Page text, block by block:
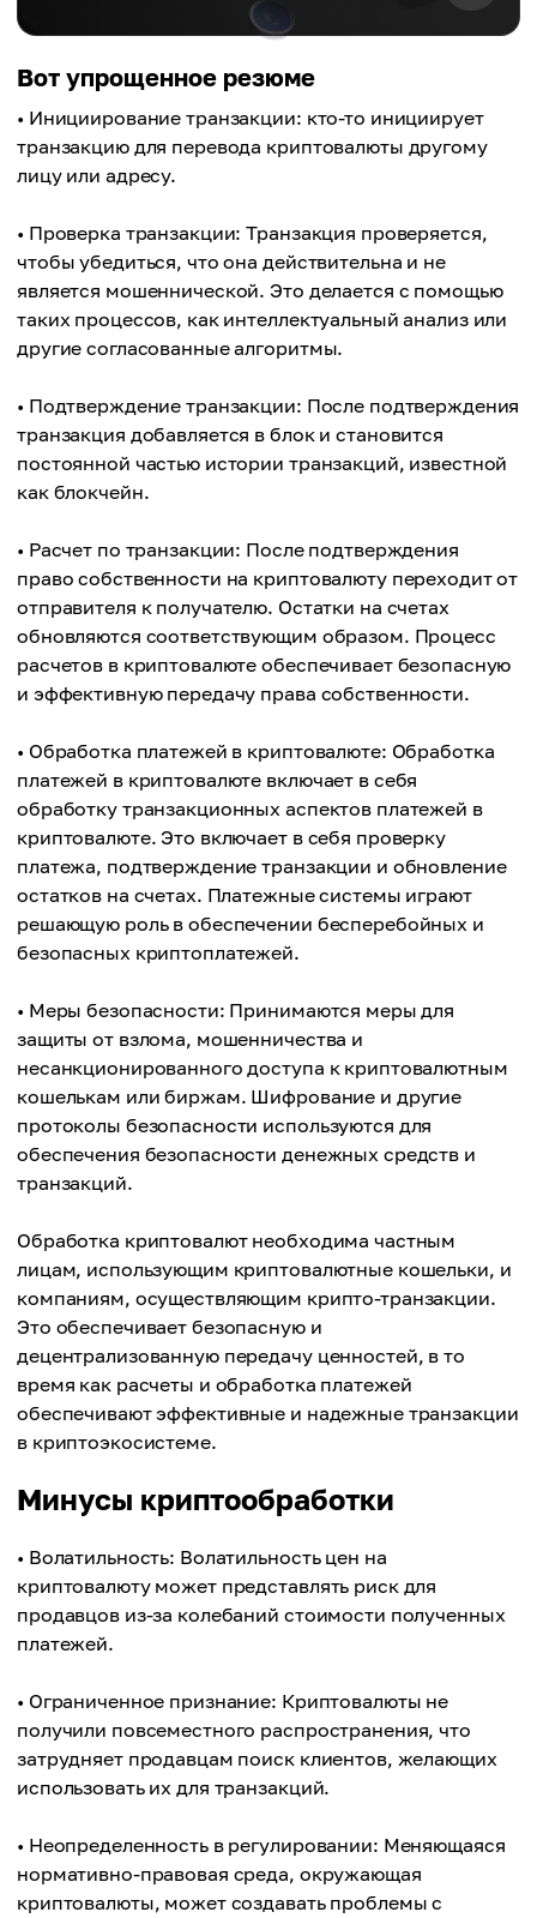
Вот упрощенное резюме
• Инициирование транзакции: кто-то инициирует
транзакцию для перевода криптовалюты другому
лицу или адресу.
• Проверка транзакции: Транзакция проверяется,
чтобы убедиться, что она действительна и не
является мошеннической. Это делается с помощью
таких процессов, как интеллектуальный анализ или
другие согласованные алгоритмы.
• Подтверждение транзакции: После подтверждения
транзакция добавляется в блок и становится
постоянной частью истории транзакций, известной
как блокчейн.
• Расчет по транзакции: После подтверждения
право собственности на криптовалюту переходит от
отправителя к получателю. Остатки на счетах
обновляются соответствующим образом. Процесс
расчетов в криптовалюте обеспечивает безопасную
и эффективную передачу права собственности.
• Обработка платежей в криптовалюте: Обработка
платежей в криптовалюте включает в себя
обработку транзакционных аспектов платежей в
криптовалюте. Это включает в себя проверку
платежа, подтверждение транзакции и обновление
остатков на счетах. Платежные системы играют
решающую роль в обеспечении бесперебойных и
безопасных криптоплатежей.
• Меры безопасности: Принимаются меры для
защиты от взлома, мошенничества и
несанкционированного доступа к криптовалютным
кошелькам или биржам. Шифрование и другие
протоколы безопасности используются для
обеспечения безопасности денежных средств и
транзакций.
Обработка криптовалют необходима частным
лицам, использующим криптовалютные кошельки, и
компаниям, осуществляющим крипто-транзакции.
Это обеспечивает безопасную и
децентрализованную передачу ценностей, в то
время как расчеты и обработка платежей
обеспечивают эффективные и надежные транзакции
в криптоэкосистеме.
Минусы криптообработки
• Волатильность: Волатильность цен на
криптовалюту может представлять риск для
продавцов из-за колебаний стоимости полученных
платежей.
• Ограниченное признание: Криптовалюты не
получили повсеместного распространения, что
затрудняет продавцам поиск клиентов, желающих
использовать их для транзакций.
• Неопределенность в регулировании: Меняющаяся
нормативно-правовая среда, окружающая
криптовалюты, может создавать проблемы с